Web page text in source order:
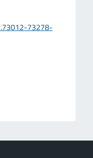
73278-